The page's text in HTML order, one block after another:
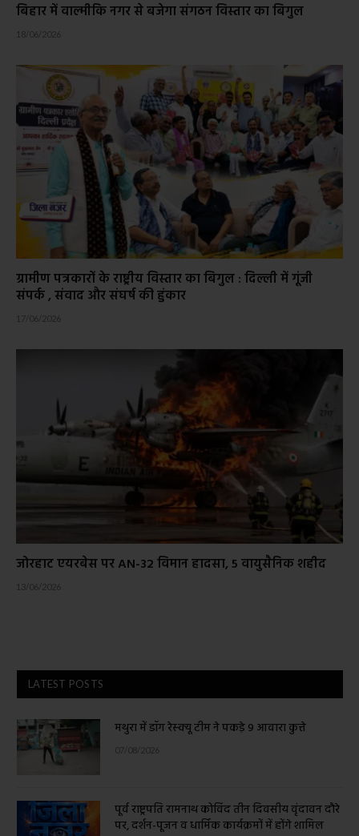
बिहार में वाल्मीकि नगर से बजेगा संगठन विस्तार का बिगुल
18/06/2026
ग्रामीण पत्रकारों के राष्ट्रीय विस्तार का बिगुल : दिल्ली में गूंजी
संपर्क , संवाद और संघर्ष की हुंकार
17/06/2026
जोरहाट एयरबेस पर AN-32 विमान हादसा, 5 वायुसैनिक शहीद
13/06/2026
LATEST POSTS
मथुरा में डॉग रेस्क्यू टीम ने पकड़े 9 आवारा कुत्ते
07/08/2026
पूर्व राष्ट्रपति रामनाथ कोविंद तीन दिवसीय वृंदावन दौरे
पर, दर्शन-पूजन व धार्मिक कार्यक्रमों में होंगे शामिल